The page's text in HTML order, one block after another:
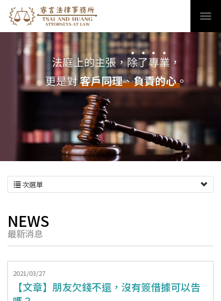
次選單
NEWS
最新消息
2021/03/27
【文章】朋友欠錢不還，沒有簽借據可以告